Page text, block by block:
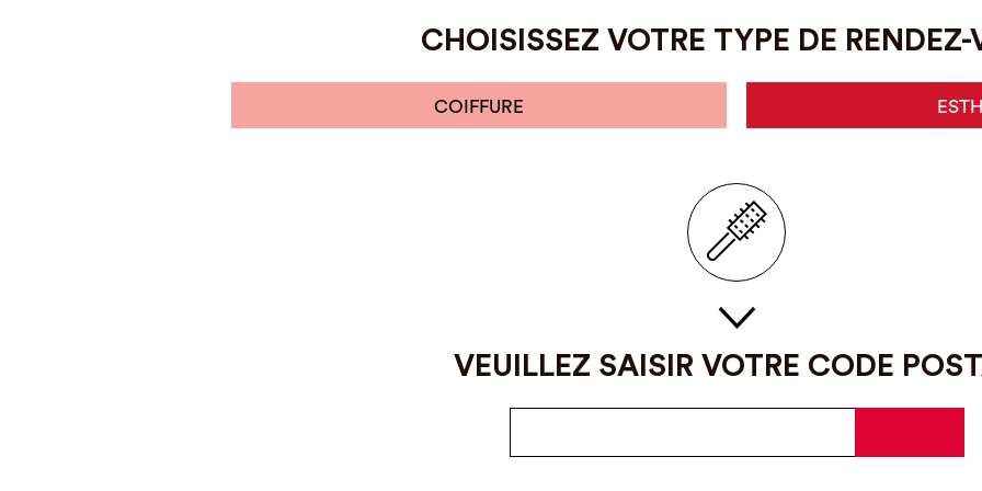
CHOISISSEZ VOTRE TYPE DE RENDEZ-
COIFFURE
VEUILLEZ SAISIR VOTRE CODE